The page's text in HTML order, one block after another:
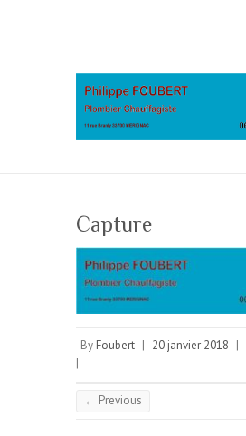
Capture
By Foubert | 20 janvier 2018 |
|
← Previous